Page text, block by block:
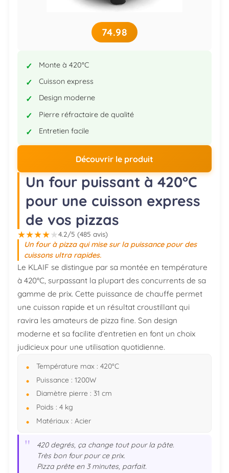
74.98
Monte à 420°C
Cuisson express
Design moderne
Pierre réfractaire de qualité
Entretien facile
Découvrir le produit
Un four puissant à 420°C
pour une cuisson express
de vos pizzas
★★★★★4.2/5 (485 avis)
Un four à pizza qui mise sur la puissance pour des
cuissons ultra rapides.
Le KLAIF se distingue par sa montée en température
à 420°C, surpassant la plupart des concurrents de sa
gamme de prix. Cette puissance de chauffe permet
une cuisson rapide et un résultat croustillant qui
ravira les amateurs de pizza fine. Son design
moderne et sa facilite d'entretien en font un choix
judicieux pour une utilisation quotidienne.
Température max : 420°C
Puissance : 1200W
Diamètre pierre : 31 cm
Poids : 4 kg
Matériaux : Acier
"
420 degrés, ça change tout pour la pâte.
Très bon four pour ce prix.
Pizza prête en 3 minutes, parfait.